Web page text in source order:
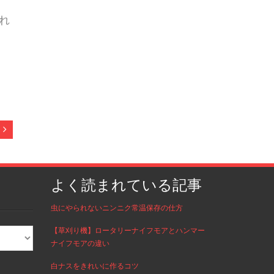
よく読まれている記事
虫にやられないニンニク常温保存の仕方
【草刈り機】ロータリーナイフモアとハンマー
ナイフモアの違い
白ナスをきれいに作るコツ